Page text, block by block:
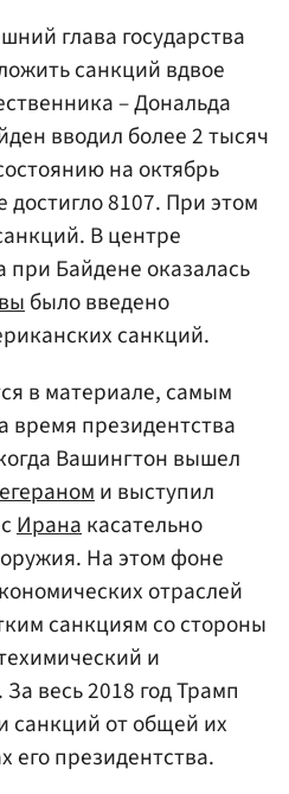
глава государства
санкций вдвое
– Дональда
вводил более 2 тысяч
на октябрь
достигло 8107. При этом
В центре
Байдене оказалась
было введено
санкций.
в материале, самым
время президентства
Вашингтон вышел
и выступил
Ирана касательно
На этом фоне
отраслей
санкциям со стороны
и
весь 2018 год Трамп
санкций от общей их
его президентства.